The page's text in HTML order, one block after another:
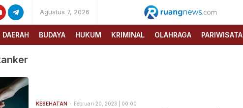
Agustus 7, 2026
RUANG
NEWS
DAERAH BUDAYA HUKUM KRIMINAL OLAHRAGA PARIWISATA
KESEHATAN Februari 20, 2023 | 00:00